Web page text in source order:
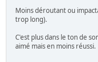
Moins déroutant ou
trop long).
C'est plus dans le ton de
aimé mais en moins réussi.